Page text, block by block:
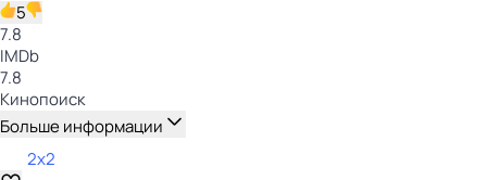
5
7.8
IMDb
7.8
Кинопоиск
Больше информации
2x2